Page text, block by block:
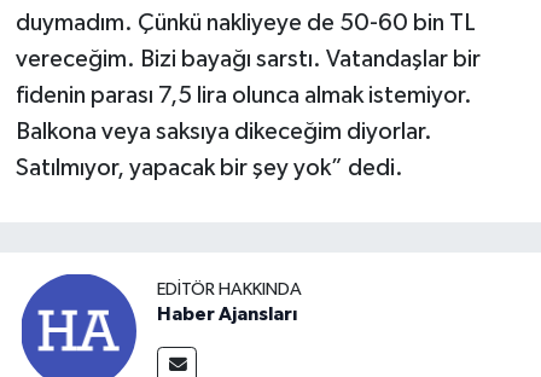
duymadım. Çünkü nakliyeye de 50-60 bin TL
vereceğim. Bizi bayağı sarstı. Vatandaşlar bir
fidenin parası 7,5 lira olunca almak istemiyor.
Balkona veya saksıya dikeceğim diyorlar.
Satılmıyor, yapacak bir şey yok” dedi.
EDITÖR HAKKINDA
Haber Ajansları